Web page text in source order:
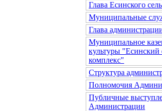
Глава Есинского
Муниципальные
Глава
Муниципальное
культуры "Есинский
комплекс"
Структура
Полномочия
Публичные
Администрации